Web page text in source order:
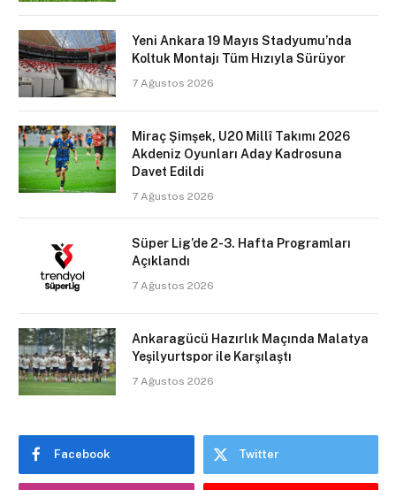
Yeni Ankara 19 Mayıs Stadyumu’nda
Koltuk Montajı Tüm Hızıyla Sürüyor
7 Ağustos 2026
Miraç Şimşek, U20 Millî Takımı 2026
Akdeniz Oyunları Aday Kadrosuna
Davet Edildi
7 Ağustos 2026
Süper Lig’de 2-3. Hafta Programları
Açıklandı
7 Ağustos 2026
Ankaragücü Hazırlık Maçında Malatya
Yeşilyurtspor ile Karşılaştı
7 Ağustos 2026
Facebook Twitter